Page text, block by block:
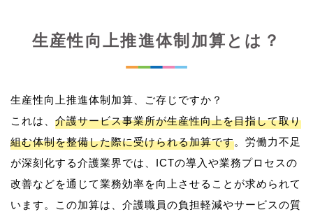
生産性向上推進体制加算とは？
生産性向上推進体制加算、ご存じですか？
これは、 介護サービス事業所が生産性向上を目指して取り
組む体制を整備した際に受けられる加算です。労働力不足
が深刻化する介護業界では、ICTの導入や業務プロセスの
改善などを通じて業務効率を向上させることが求められて
います。この加算は、介護職員の負担軽減やサービスの質